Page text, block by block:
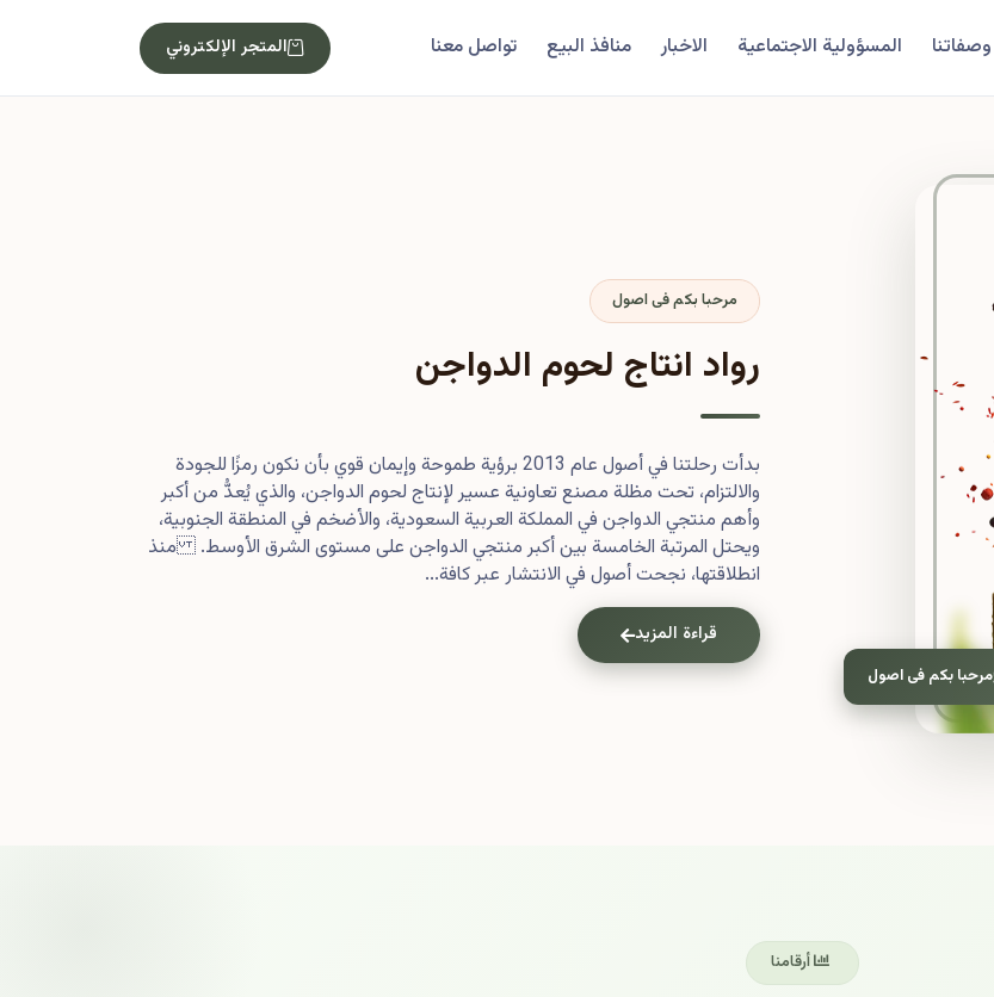
وصفاتنا المسؤولية الاجتماعية الاخبار منافذ البيع تواصل معنا المتجر الإلكتروني
مرحبا بكم فى اصول
مرحبا بكم فى اصول
رواد انتاج لحوم الدواجن
بدأت رحلتنا في أصول عام 2013 برؤية طموحة وإيمان قوي بأن نكون رمزًا للجودة
والالتزام، تحت مظلة مصنع تعاونية عسير لإنتاج لحوم الدواجن، والذي يُعدُّ من أكبر
وأهم منتجي الدواجن في المملكة العربية السعودية، والأضخم في المنطقة الجنوبية،
ويحتل المرتبة الخامسة بين أكبر منتجي الدواجن على مستوى الشرق الأوسط. منذ
انطلاقتها، نجحت أصول في الانتشار عبر كافة...
قراءة المزيد
أرقامنا